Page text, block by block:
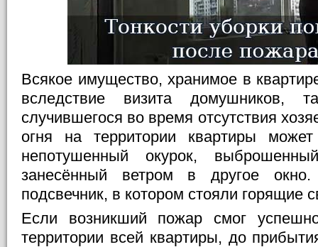
Всякое имущество, хранимое в
вследствие визита домушников,
случившегося во время отсутствия
огня на территории квартиры
непотушенный окурок,
занесённый ветром в другое
подсвечник, в котором стояли горящие
Если возникший пожар смог
территории всей квартиры, до